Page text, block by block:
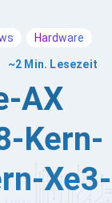
Hardware
~2 Min. Lesezeit
AX
Kern-
Xe3-